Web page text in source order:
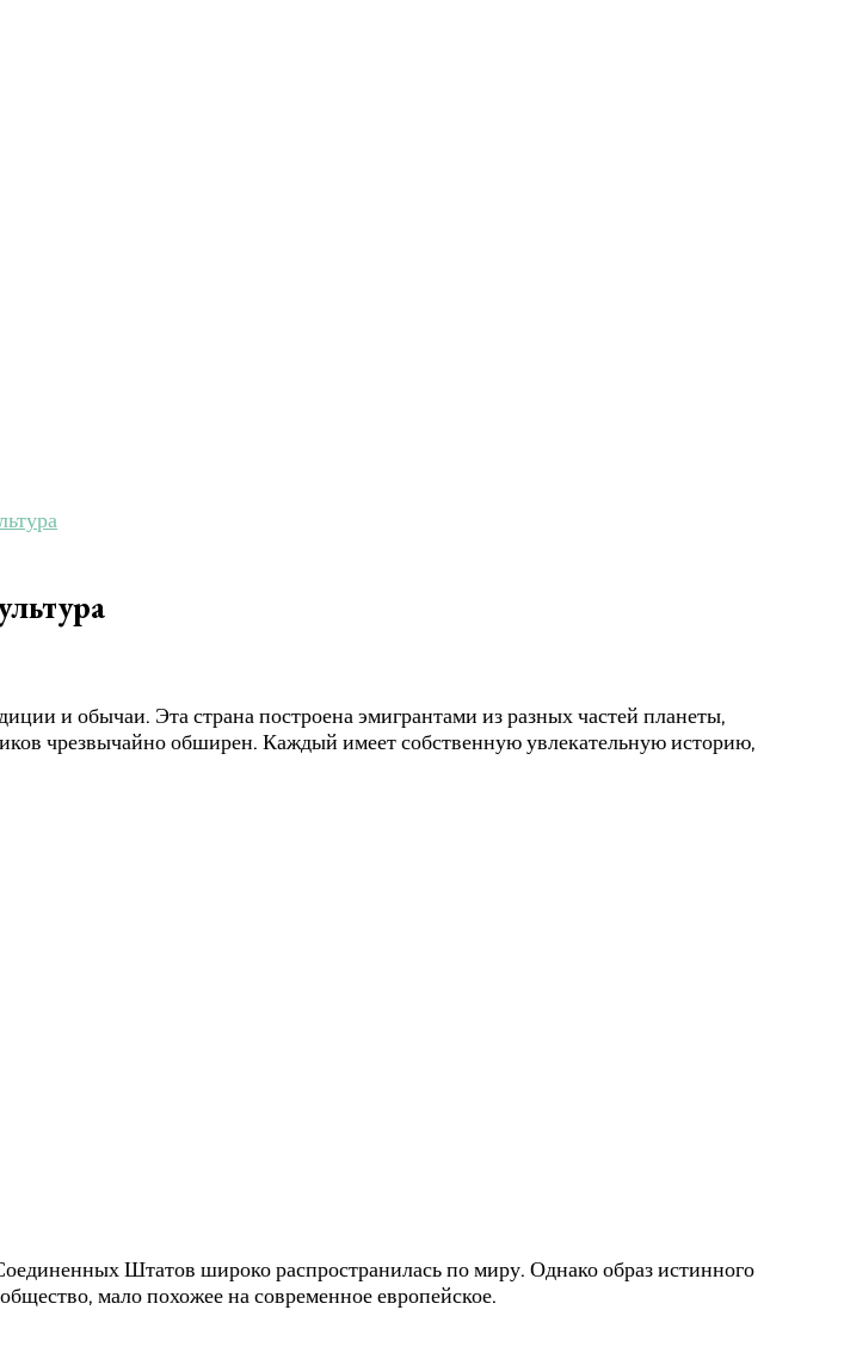
и обычаи. Эта страна построена эмигрантами из разных частей планеты,
чрезвычайно обширен. Каждый имеет собственную увлекательную историю,
Штатов широко распространилась по миру. Однако образ истинного
мало похожее на современное европейское.